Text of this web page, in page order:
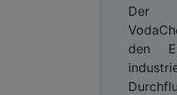
Der
den